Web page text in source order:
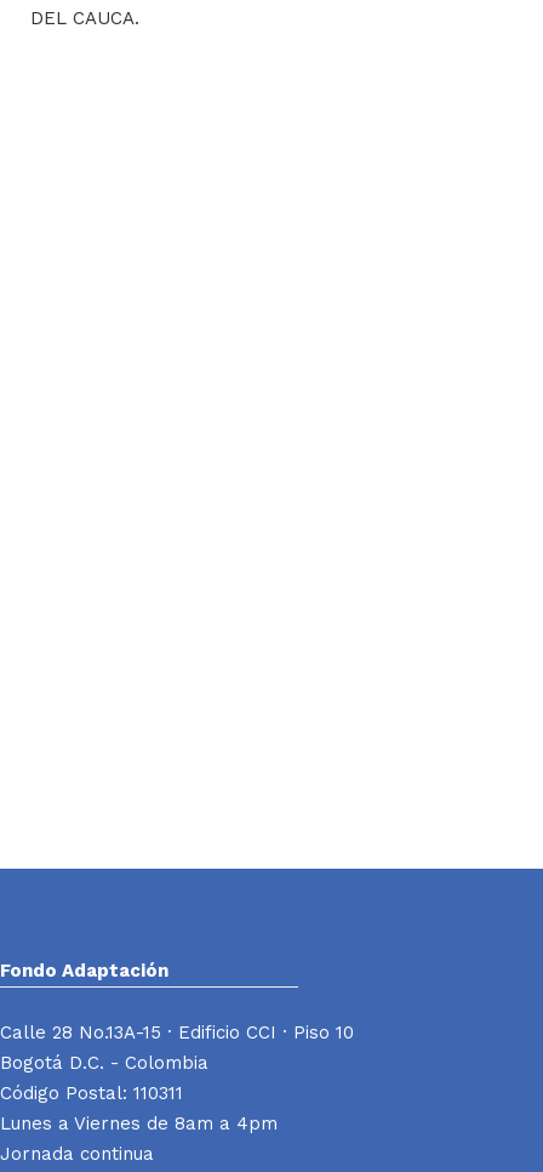
DEL CAUCA.
Fondo Adaptación
Calle 28 No.13A-15 · Edificio CCI · Piso 10
Bogotá D.C. - Colombia
Código Postal: 110311
Lunes a Viernes de 8am a 4pm
Jornada continua